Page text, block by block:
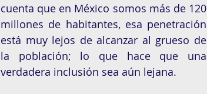
cuenta que en México somos más de 120
millones de habitantes, esa penetración
está muy lejos de alcanzar al grueso de
la población; lo que hace que una
verdadera inclusión sea aún lejana.